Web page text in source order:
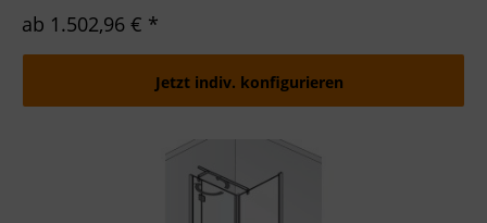
ab 1.502,96 € *
Jetzt indiv. konfigurieren